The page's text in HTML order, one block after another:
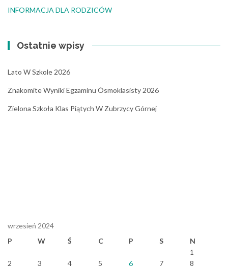
INFORMACJA DLA RODZICÓW
Ostatnie wpisy
Lato W Szkole 2026
Znakomite Wyniki Egzaminu Ósmoklasisty 2026
Zielona Szkoła Klas Piątych W Zubrzycy Górnej
wrzesień 2024
P
W Ś C P S
N
1
2
3 4 5 6 7
8